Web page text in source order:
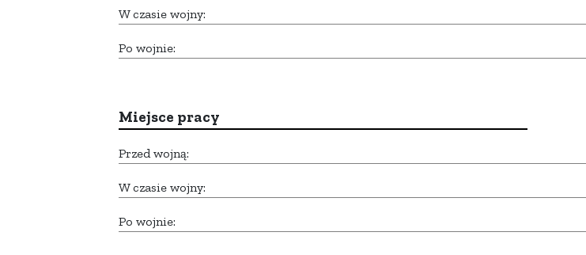
W czasie wojny:
Po wojnie:
Miejsce pracy
Przed wojną:
W czasie wojny:
Po wojnie: